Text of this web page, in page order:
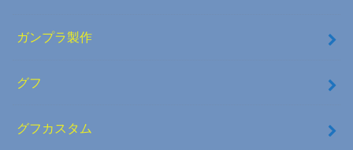
ガンプラ製作
グフ
グフカスタム